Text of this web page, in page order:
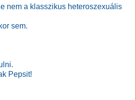
nem a klasszikus heteroszexuális
sem.
Pepsit!